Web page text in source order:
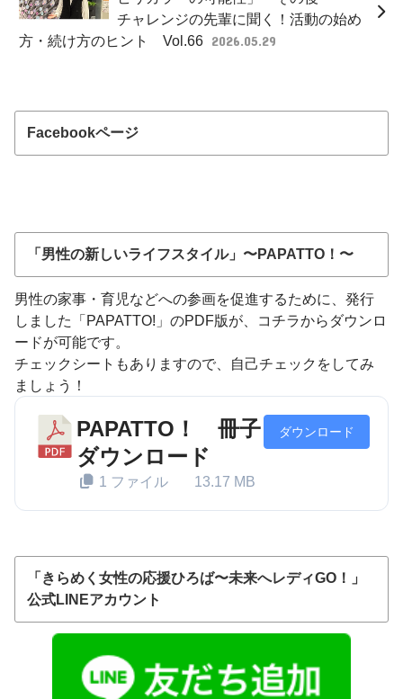
チャレンジの先輩に聞く！活動の始め
方・続け方のヒント Vol.66 2026.05.29
Facebookページ
「男性の新しいライフスタイル」〜PAPATTO！〜
男性の家事・育児などへの参画を促進するために、発行
しました「PAPATTO!」のPDF版が、コチラからダウンロ
ードが可能です。
チェックシートもありますので、自己チェックをしてみ
ましょう！
PAPATTO！ 冊子
ダウンロード
1 ファイル 13.17 MB
ダウンロード
「きらめく女性の応援ひろば〜未来へレディGO！」
公式LINEアカウント